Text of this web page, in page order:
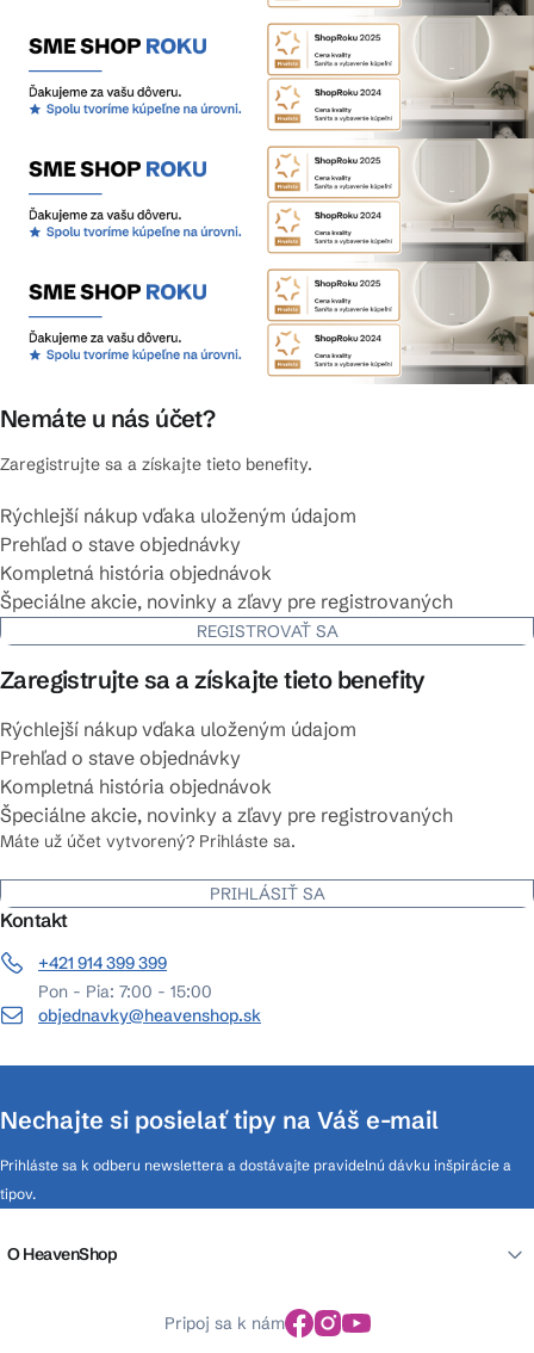
Nemáte u nás účet?
Zaregistrujte sa a získajte tieto benefity.
Rýchlejší nákup vďaka uloženým údajom
Prehľad o stave objednávky
Kompletná história objednávok
Špeciálne akcie, novinky a zľavy pre registrovaných
REGISTROVAŤ SA
Zaregistrujte sa a získajte tieto benefity
Rýchlejší nákup vďaka uloženým údajom
Prehľad o stave objednávky
Kompletná história objednávok
Špeciálne akcie, novinky a zľavy pre registrovaných
Máte už účet vytvorený? Prihláste sa.
PRIHLÁSIŤ SA
Kontakt
+421 914 399 399
Pon - Pia: 7:00 - 15:00
objednavky@heavenshop.sk
Nechajte si posielať tipy na Váš e-mail
Prihláste sa k odberu newslettera a dostávajte pravidelnú dávku inšpirácie a
tipov.
O HeavenShop
Pripoj sa k nám